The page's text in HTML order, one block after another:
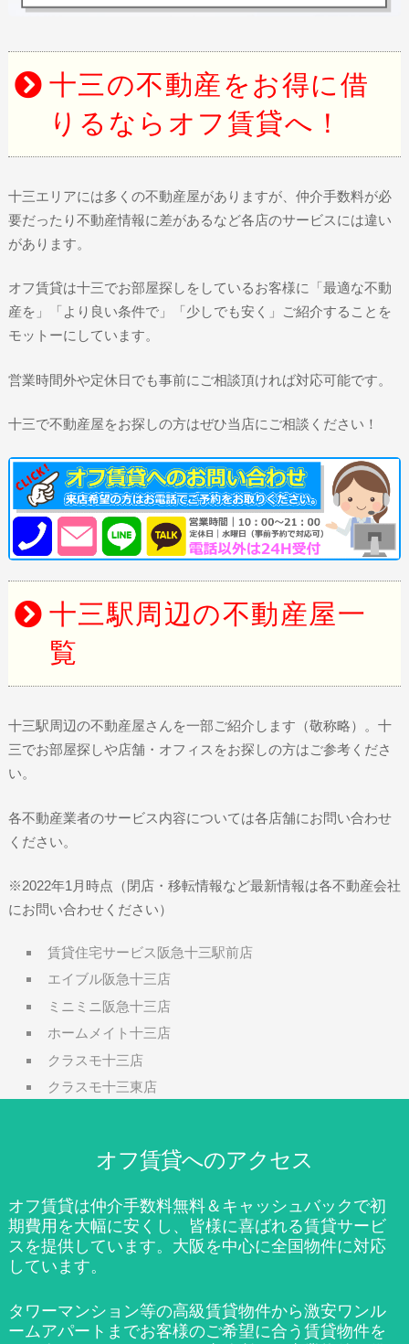
十三の不動産をお得に借
りるならオフ賃貸へ！
十三エリアには多くの不動産屋がありますが、仲介手数料が必
要だったり不動産情報に差があるなど各店のサービスには違い
があります。
オフ賃貸は十三でお部屋探しをしているお客様に「最適な不動
産を」「より良い条件で」「少しでも安く」ご紹介することを
モットーにしています。
営業時間外や定休日でも事前にご相談頂ければ対応可能です。
十三で不動産屋をお探しの方はぜひ当店にご相談ください！
十三駅周辺の不動産屋一
覧
十三駅周辺の不動産屋さんを一部ご紹介します（敬称略）。十
三でお部屋探しや店舗・オフィスをお探しの方はご参考くださ
い。
各不動産業者のサービス内容については各店舗にお問い合わせ
ください。
※2022年1月時点（閉店・移転情報など最新情報は各不動産会社
にお問い合わせください）
賃貸住宅サービス阪急十三駅前店
エイブル阪急十三店
ミニミニ阪急十三店
ホームメイト十三店
クラスモ十三店
クラスモ十三東店
オフ賃貸へのアクセス
オフ賃貸は仲介手数料無料＆キャッシュバックで初
期費用を大幅に安くし、皆様に喜ばれる賃貸サービ
スを提供しています。大阪を中心に全国物件に対応
しています。
タワーマンション等の高級賃貸物件から激安ワンル
ームアパートまでお客様のご希望に合う賃貸物件を